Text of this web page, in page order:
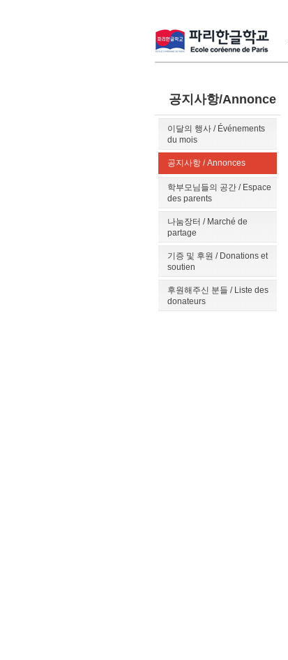
공지사항/Annonce
이달의 행사 / Événements
du mois
공지사항 / Annonces
학부모님들의 공간 / Espace
des parents
나눔장터 / Marché de
partage
기증 및 후원 / Donations et
soutien
후원해주신 분들 / Liste des
donateurs